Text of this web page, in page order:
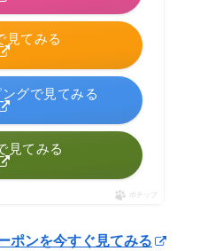
見てみる
グで見てみる
見てみる
ポチップ
ポンを今すぐ見てみる